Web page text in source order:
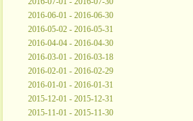
2016-06-01 - 2016-06-30
2016-05-02 - 2016-05-31
2016-04-04 - 2016-04-30
2016-03-01 - 2016-03-18
2016-02-01 - 2016-02-29
2016-01-01 - 2016-01-31
2015-12-01 - 2015-12-31
2015-11-01 - 2015-11-30